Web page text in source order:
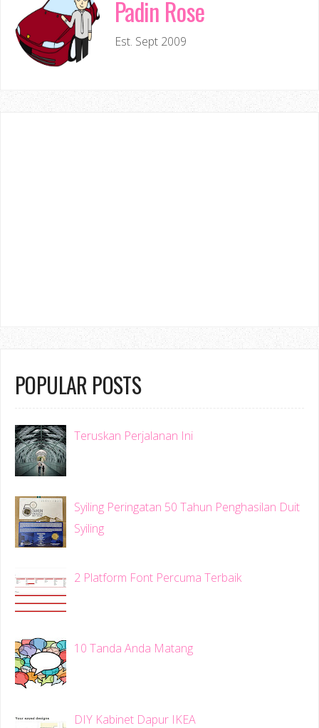
Padin Rose
Est. Sept 2009
POPULAR POSTS
Teruskan Perjalanan Ini
Syiling Peringatan 50 Tahun Penghasilan Duit
Syiling
2 Platform Font Percuma Terbaik
10 Tanda Anda Matang
DIY Kabinet Dapur IKEA